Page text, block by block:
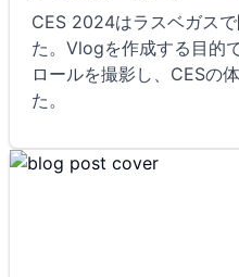
CES 2024はラスベガス
た。Vlogを作成する目的
ロールを撮影し、CESの
た。